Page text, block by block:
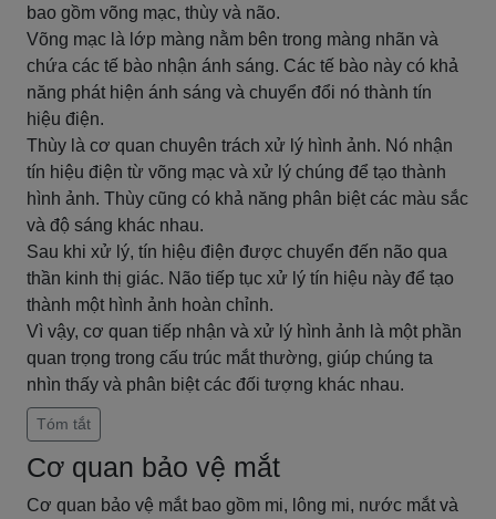
bao gồm võng mạc, thùy và não.
Võng mạc là lớp màng nằm bên trong màng nhãn và
chứa các tế bào nhận ánh sáng. Các tế bào này có khả
năng phát hiện ánh sáng và chuyển đổi nó thành tín
hiệu điện.
Thùy là cơ quan chuyên trách xử lý hình ảnh. Nó nhận
tín hiệu điện từ võng mạc và xử lý chúng để tạo thành
hình ảnh. Thùy cũng có khả năng phân biệt các màu sắc
và độ sáng khác nhau.
Sau khi xử lý, tín hiệu điện được chuyển đến não qua
thần kinh thị giác. Não tiếp tục xử lý tín hiệu này để tạo
thành một hình ảnh hoàn chỉnh.
Vì vậy, cơ quan tiếp nhận và xử lý hình ảnh là một phần
quan trọng trong cấu trúc mắt thường, giúp chúng ta
nhìn thấy và phân biệt các đối tượng khác nhau.
Tóm tắt
Cơ quan bảo vệ mắt
Cơ quan bảo vệ mắt bao gồm mi, lông mi, nước mắt và